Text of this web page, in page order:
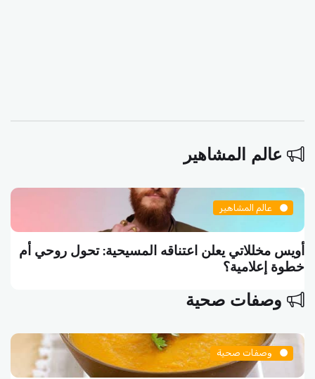
عالم المشاهير
عالم المشاهير
سلاف فواخرجي تكتب منشوراً فلسفياً: الفن هو أن
تموت واقفاً
وصفات صحية
وصفات صحية